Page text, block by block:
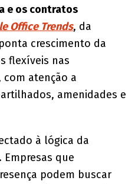
e os contratos
Office Trends, da
crescimento da
flexíveis nas
atenção a
amenidades e
à lógica da
que
podem buscar